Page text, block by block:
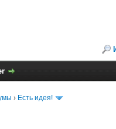
› Есть идея!